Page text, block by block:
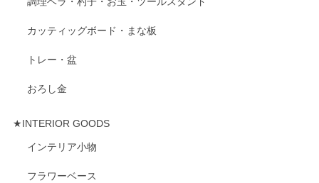
カッティッグボード・まな板
トレー・盆
おろし金
★INTERIOR GOODS
インテリア小物
フラワーベース